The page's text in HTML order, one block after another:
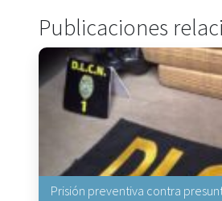
Publicaciones
Prisión preventiva contra